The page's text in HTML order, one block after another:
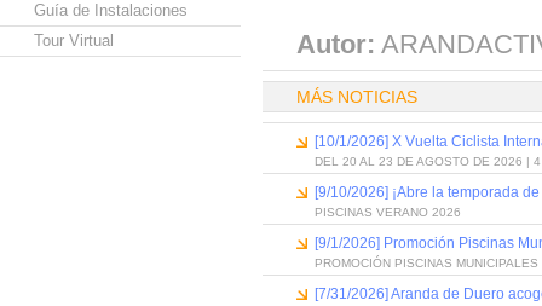
Guía de Instalaciones
Tour Virtual
Autor:
MÁS NOTICIAS
[10/1/2026] X Vuelta Ciclista
DEL 20 AL 23 DE AGOSTO DE 2026 | 4
[9/10/2026] ¡Abre la temporada
PISCINAS VERANO 2026
[9/1/2026] Promoción Piscinas
PROMOCIÓN PISCINAS
[7/31/2026] Aranda de Duero